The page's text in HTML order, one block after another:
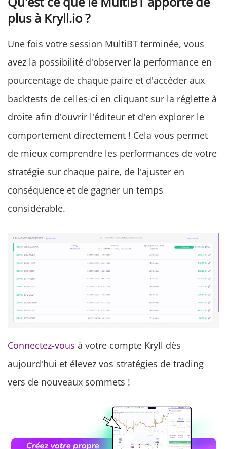
plus à Kryll.io ?
Une fois votre session MultiBT terminée, vous
avez la possibilité d'observer la performance en
pourcentage de chaque paire et d'accéder aux
backtests de celles-ci en cliquant sur la réglette à
droite afin d'ouvrir l'éditeur et d'en explorer le
comportement directement ! Cela vous permet
de mieux comprendre les performances de votre
stratégie sur chaque paire, de l'ajuster en
conséquence et de gagner un temps
considérable.
Connectez-vous à votre compte Kryll dès
aujourd'hui et élevez vos stratégies de trading
vers de nouveaux sommets !